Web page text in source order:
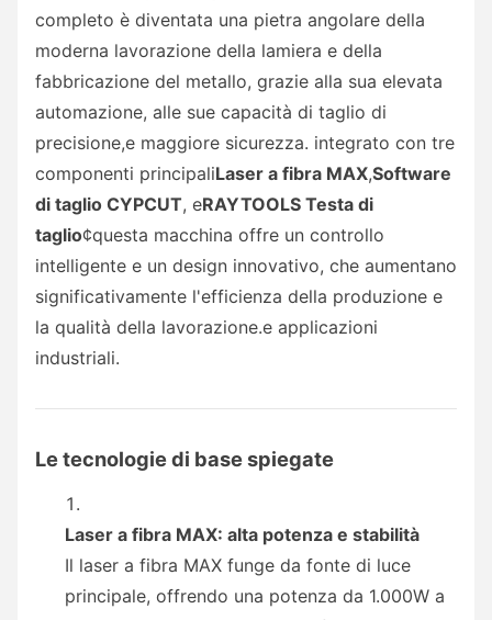
completo è diventata una pietra angolare della
moderna lavorazione della lamiera e della
fabbricazione del metallo, grazie alla sua elevata
automazione, alle sue capacità di taglio di
precisione,e maggiore sicurezza. integrato con tre
componenti principaliLaser a fibra MAX,Software
di taglio CYPCUT, eRAYTOOLS Testa di
taglio¢questa macchina offre un controllo
intelligente e un design innovativo, che aumentano
significativamente l'efficienza della produzione e
la qualità della lavorazione.e applicazioni
industriali.
Le tecnologie di base spiegate
Laser a fibra MAX: alta potenza e stabilità
Il laser a fibra MAX funge da fonte di luce
principale, offrendo una potenza da 1.000W a